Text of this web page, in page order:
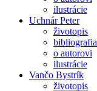
ilustrácie
Uchnár Peter
životopis
bibliografia
o autorovi
ilustrácie
Vančo Bystrík
životopis